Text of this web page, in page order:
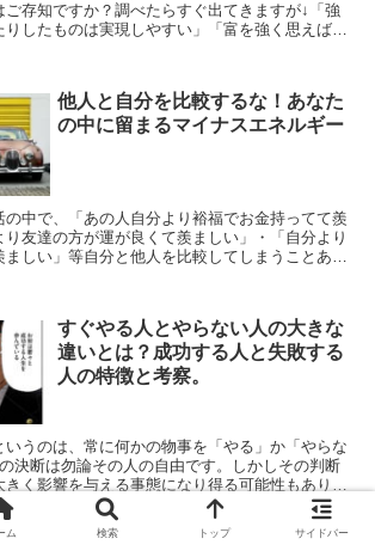
存知ですか？調べたらすぐ出てきますが↓「強
りしたものは実現しやすい」「富を強く思えば富
他人と自分を比較するな！あなた
の中に留まるマイナスエネルギー
中で、「あの人自分より裕福でお金持ってて羨
り友達の方が運が良くて羨ましい」・「自分より
しい」等自分と他人を比較してしまうことあり
すぐやる人とやらない人の大きな
違いとは？成功する人と失敗する
人の特徴と考察。
いうのは、常に何かの物事を「やる」か「やらな
決断は勿論その人の自由です。しかしその判断
く影響を与える事態になり得る可能性もありま
4種類の人間が存在します。すぐに行動...
ム 検索 トップ サイドバー